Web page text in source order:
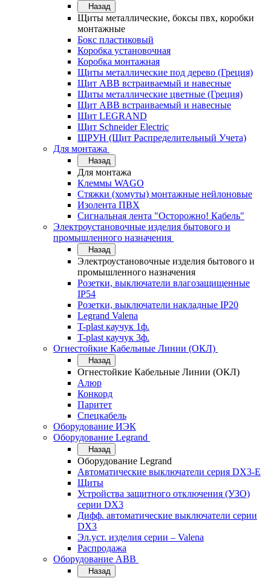
Назад
Щиты металлические, боксы пвх, коробки
монтажные
Бокс пластиковый
Коробка установочная
Коробка монтажная
Щиты металлические под дерево (Греция)
Щит ABB встраиваемый и навесные
Щиты металлические цветные (Греция)
Щит ABB встраиваемый и навесные
Щит LEGRAND
Щит Schneider Electric
ЩРУН (Щит Распределительный Учета)
Для монтажа
Назад
Для монтажа
Клеммы WAGO
Стяжки (хомуты) монтажные нейлоновые
Изолента ПВХ
Сигнальная лента "Осторожно! Кабель"
Электроустановочные изделия бытового и
промышленного назначения
Назад
Электроустановочные изделия бытового и
промышленного назначения
Розетки, выключатели влагозащищенные
IP54
Розетки, выключатели накладные IP20
Legrand Valena
T-plast каучук 1ф.
T-plast каучук 3ф.
Огнестойкие Кабельные Линии (ОКЛ)
Назад
Огнестойкие Кабельные Линии (ОКЛ)
Алюр
Конкорд
Паритет
Спецкабель
Оборудование ИЭК
Оборудование Legrand
Назад
Оборудование Legrand
Автоматические выключатели серия DX3-E
Щиты
Устройства защитного отключения (УЗО)
серии DX3
Дифф. автоматические выключатели серии
DX3
Эл.уст. изделия серии – Valena
Распродажа
Оборудование АВВ
Назад